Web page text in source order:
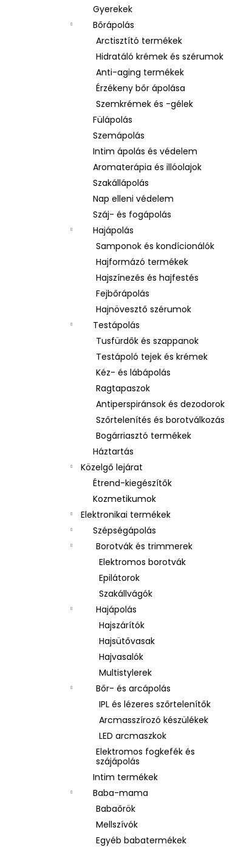
Gyerekek
Bőrápolás
Arctisztító termékek
Hidratáló krémek és szérumok
Anti-aging termékek
Érzékeny bőr ápolása
Szemkrémek és -gélek
Fülápolás
Szemápolás
Intim ápolás és védelem
Aromaterápia és illóolajok
Szakállápolás
Nap elleni védelem
Száj- és fogápolás
Hajápolás
Samponok és kondícionálók
Hajformázó termékek
Hajszínezés és hajfestés
Fejbőrápolás
Hajnövesztő szérumok
Testápolás
Tusfürdők és szappanok
Testápoló tejek és krémek
Kéz- és lábápolás
Ragtapaszok
Antiperspiránsok és dezodorok
Szőrtelenítés és borotválkozás
Bogárriasztó termékek
Háztartás
Közelgő lejárat
Étrend-kiegészítők
Kozmetikumok
Elektronikai termékek
Szépségápolás
Borotvák és trimmerek
Elektromos borotvák
Epilátorok
Szakállvágók
Hajápolás
Hajszárítók
Hajsütővasak
Hajvasalók
Multistylerek
Bőr- és arcápolás
IPL és lézeres szőrtelenítők
Arcmasszírozó készülékek
LED arcmaszkok
Elektromos fogkefék és
szájápolás
Intim termékek
Baba-mama
Babaőrök
Mellszívók
Egyéb babatermékek